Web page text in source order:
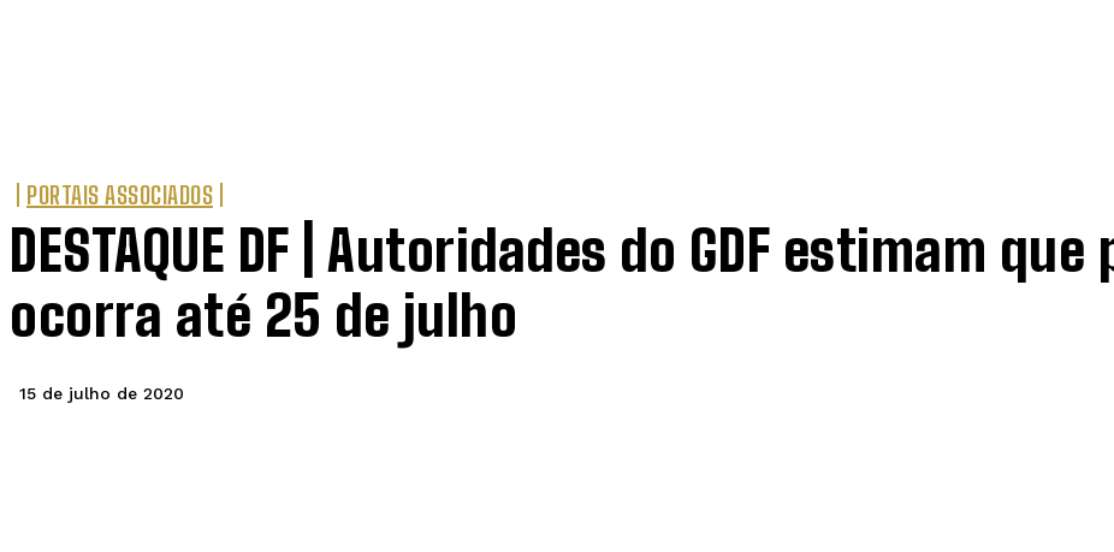
PORTAIS ASSOCIADOS
DESTAQUE DF | Autoridades do GDF estimam
ocorra até 25 de julho
15 de julho de 2020